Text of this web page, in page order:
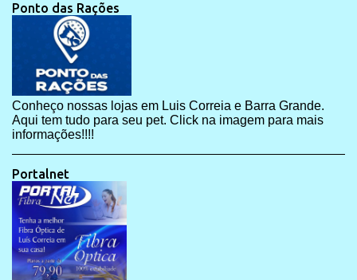
Ponto das Rações
Conheço nossas lojas em Luis Correia e Barra Grande.
Aqui tem tudo para seu pet. Click na imagem para mais
informações!!!!
Portalnet